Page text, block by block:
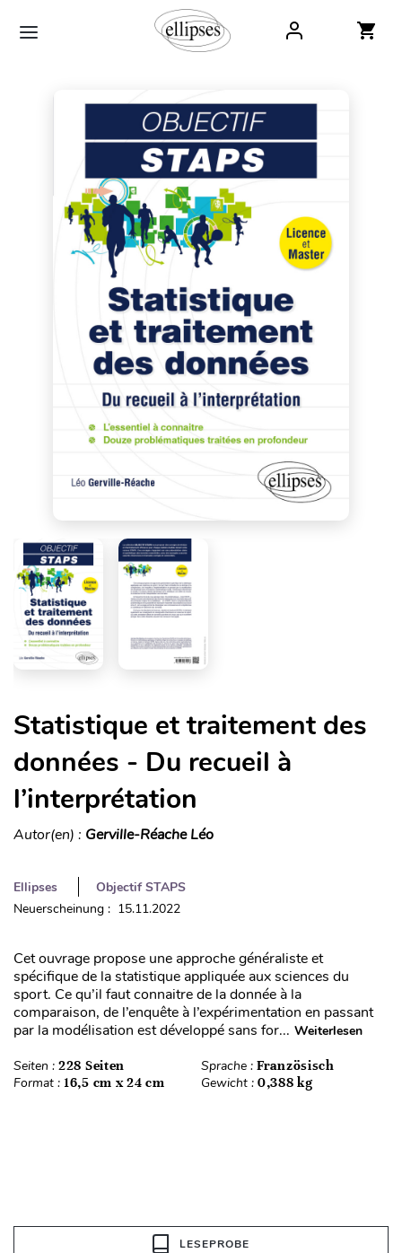
Statistique et traitement des
données - Du recueil à
l’interprétation
Autor(en) : Gerville-Réache Léo
Ellipses
Objectif STAPS
Neuerscheinung : 15.11.2022
Cet ouvrage propose une approche généraliste et
spécifique de la statistique appliquée aux sciences du
sport. Ce qu’il faut connaitre de la donnée à la
comparaison, de l’enquête à l’expérimentation en passant
par la modélisation est développé sans for... Weiterlesen
Seiten : 228 Seiten Sprache : Französisch
Format : 16,5 cm x 24 cm Gewicht : 0,388 kg
LESEPROBE